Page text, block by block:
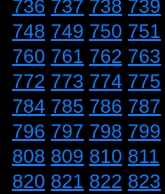
736 737 738 739
748 749 750 751
760 761 762 763
772 773 774 775
784 785 786 787
796 797 798 799
808 809 810 811
820 821 822 823